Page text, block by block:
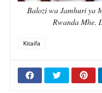
Balozi wa Jamhuri ya
Rwanda Mhe.
Kitaifa